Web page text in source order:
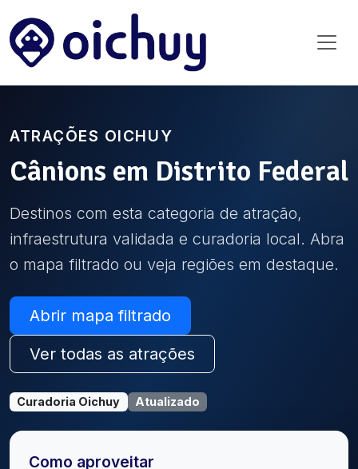
ATRAÇÕES OICHUY
Cânions em Distrito Federal
Destinos com esta categoria de atração,
infraestrutura validada e curadoria local. Abra
o mapa filtrado ou veja regiões em destaque.
Abrir mapa filtrado
Ver todas as atrações
Curadoria Oichuy Atualizado
Como aproveitar